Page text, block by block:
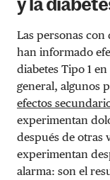
y la
Las personas con
han informado
diabetes Tipo 1
general, algunos
efectos
experimentan
después de otras
experimentan
alarma: son el